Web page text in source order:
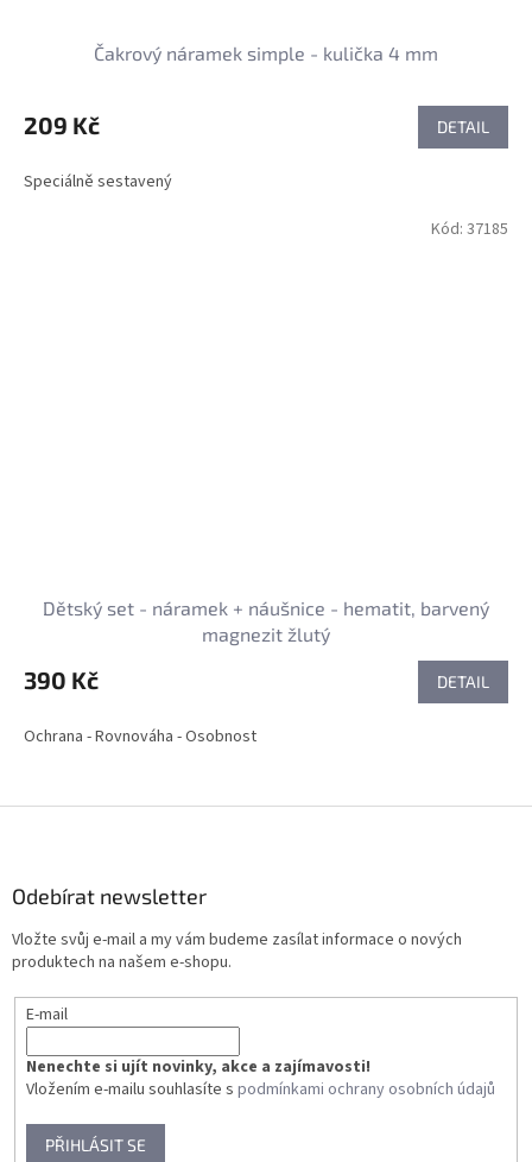
Čakrový náramek simple - kulička 4 mm
209 Kč DETAIL
Speciálně sestavený
Dětský set - náramek + náušnice - hematit, barvený
magnezit žlutý
390 Kč DETAIL
Ochrana - Rovnováha - Osobnost
Kód: 37185
Odebírat newsletter
Vložte svůj e-mail a my vám budeme zasílat informace o nových
produktech na našem e-shopu.
E-mail
Nenechte si ujít novinky, akce a zajímavosti!
Vložením e-mailu souhlasíte s podmínkami ochrany osobních údajů
PŘIHLÁSIT SE